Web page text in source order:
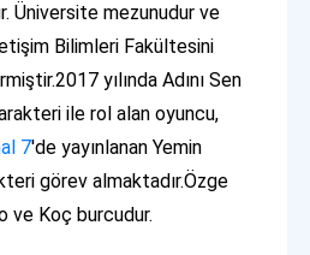
Üniversite mezunudur ve
Bilimleri Fakültesini
yılında Adını Sen
ile rol alan oyuncu,
7'de yayınlanan Yemin
görev almaktadır.Özge
ve Koç burcudur.